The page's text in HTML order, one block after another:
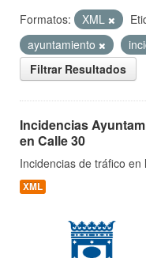
Formatos: XML
ayuntamiento
Filtrar Resultados
Incidencias
en Calle 30
Incidencias de tráfico en
XML